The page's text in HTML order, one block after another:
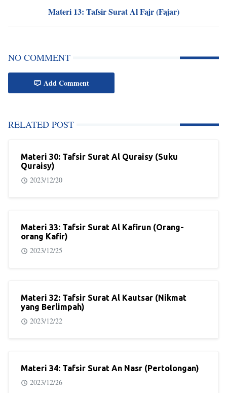
Materi 13: Tafsir Surat Al Fajr (Fajar)
NO COMMENT
Add Comment
RELATED POST
Materi 30: Tafsir Surat Al Quraisy (Suku
Quraisy)
2023/12/20
Materi 33: Tafsir Surat Al Kafirun (Orang-
orang Kafir)
2023/12/25
Materi 32: Tafsir Surat Al Kautsar (Nikmat
yang Berlimpah)
2023/12/22
Materi 34: Tafsir Surat An Nasr (Pertolongan)
2023/12/26